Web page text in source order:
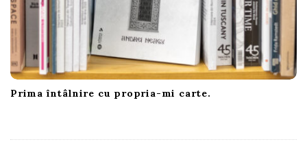
Prima întâlnire cu propria-mi carte.